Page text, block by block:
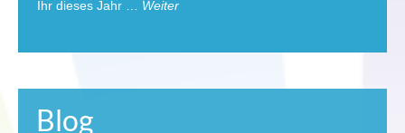
Ihr dieses Jahr … Weiter
Blog